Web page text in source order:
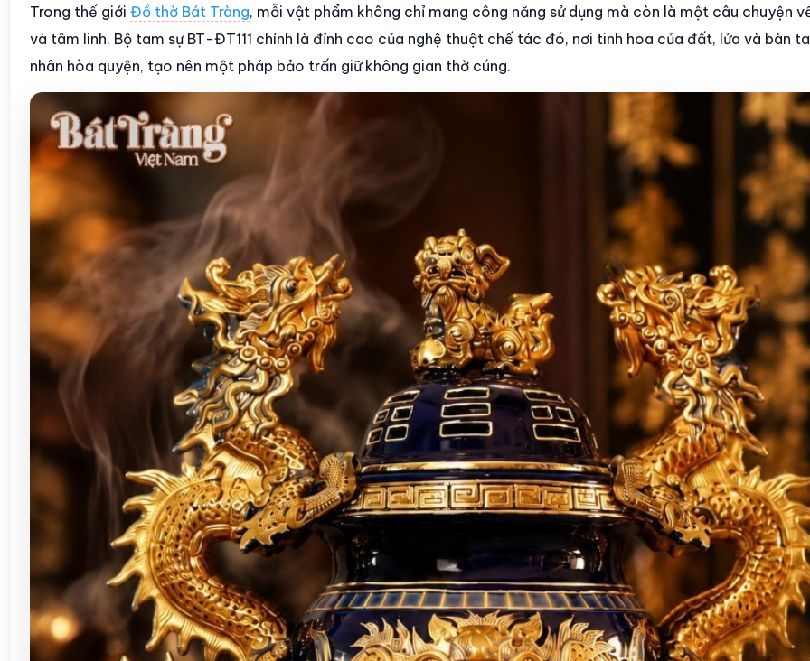
Trong thế giới Đồ thờ Bát Tràng, mỗi vật phẩm không chỉ mang công năng sử dụng mà còn là một câu chuyện
và tâm linh. Bộ tam sự BT-ĐT111 chính là đỉnh cao của nghệ thuật chế tác đó, nơi tinh hoa của đất, lửa và bàn
nhân hòa quyện, tạo nên một pháp bảo trấn giữ không gian thờ cúng.